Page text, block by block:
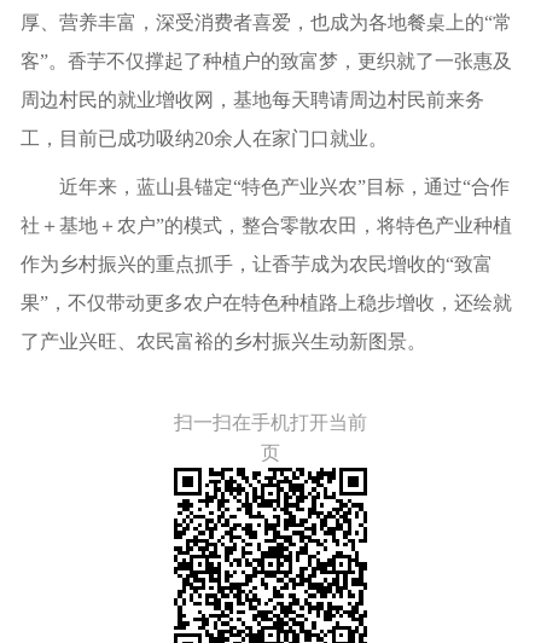
厚、营养丰富，深受消费者喜爱，也成为各地餐桌上的“常
客”。香芋不仅撑起了种植户的致富梦，更织就了一张惠及
周边村民的就业增收网，基地每天聘请周边村民前来务
工，目前已成功吸纳20余人在家门口就业。
近年来，蓝山县锚定“特色产业兴农”目标，通过“合作
社＋基地＋农户”的模式，整合零散农田，将特色产业种植
作为乡村振兴的重点抓手，让香芋成为农民增收的“致富
果”，不仅带动更多农户在特色种植路上稳步增收，还绘就
了产业兴旺、农民富裕的乡村振兴生动新图景。
扫一扫在手机打开当前
页